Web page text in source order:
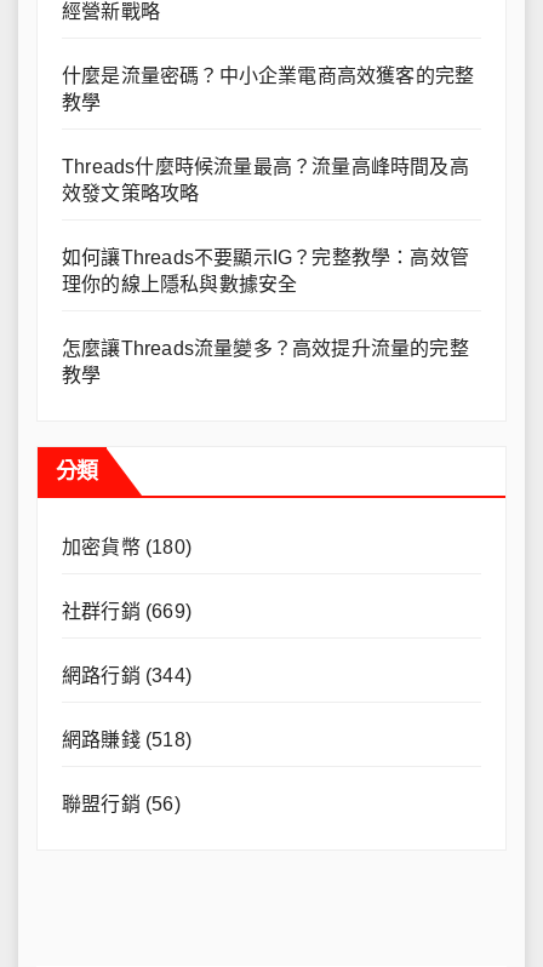
經營新戰略
什麼是流量密碼？中小企業電商高效獲客的完整
教學
Threads什麼時候流量最高？流量高峰時間及高
效發文策略攻略
如何讓Threads不要顯示IG？完整教學：高效管
理你的線上隱私與數據安全
怎麼讓Threads流量變多？高效提升流量的完整
教學
分類
加密貨幣(180)
社群行銷 (669)
網路行銷 (344)
網路賺錢(518)
聯盟行銷 (56)